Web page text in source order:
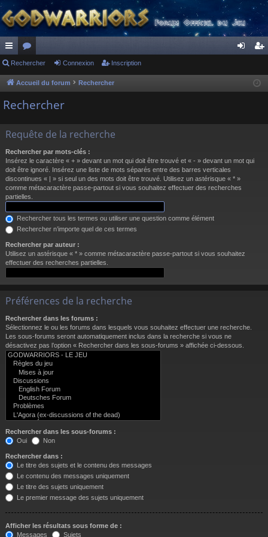
ac
co
ur
s
or
u
m
cri
Rechercher Connexion Inscription
Accueil du forum Rechercher
Rechercher
Requête de la recherche
Rechercher par mots-clés :
Insérez le caractère « + » devant un mot qui doit être trouvé et « - » devant un mot qui
doit être ignoré. Insérez une liste de mots séparés entre des barres verticales
discontinues « | » si seul un des mots doit être trouvé. Utilisez un astérisque « * »
comme métacaractère passe-partout si vous souhaitez effectuer des recherches
partielles.
Rechercher tous les termes ou utiliser une question comme élément
Rechercher n’importe quel de ces termes
Rechercher par auteur :
Utilisez un astérisque « * » comme métacaractère passe-partout si vous souhaitez
effectuer des recherches partielles.
Préférences de la recherche
Rechercher dans les forums :
Sélectionnez le ou les forums dans lesquels vous souhaitez effectuer une recherche.
Les sous-forums seront automatiquement inclus dans la recherche si vous ne
désactivez pas l’option « Rechercher dans les sous-forums » affichée ci-dessous.
Rechercher dans les sous-forums :
Oui
Non
Rechercher dans :
Le titre des sujets et le contenu des messages
Le contenu des messages uniquement
Le titre des sujets uniquement
Le premier message des sujets uniquement
Afficher les résultats sous forme de :
Messages
Sujets